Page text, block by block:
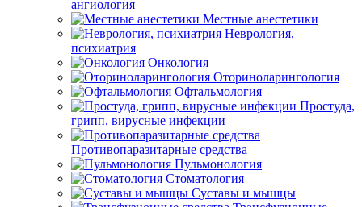
ангиология
Местные анестетики
Неврология,
психиатрия
Онкология
Оториноларингология
Офтальмология
Простуда,
грипп, вирусные инфекции
Противопаразитарные средства
Пульмонология
Стоматология
Суставы и мышцы